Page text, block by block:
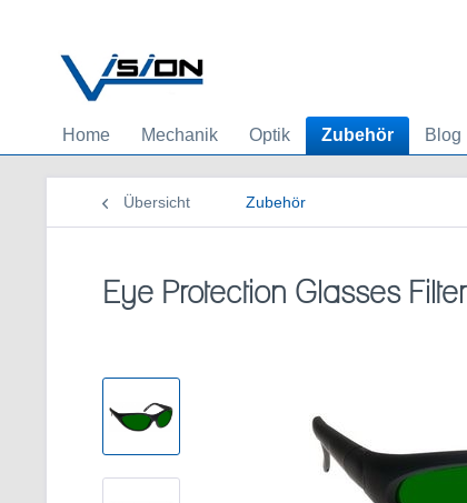
Home Mechanik Optik Zubehör Blog
Übersicht Zubehör
Eye Protection Glasses